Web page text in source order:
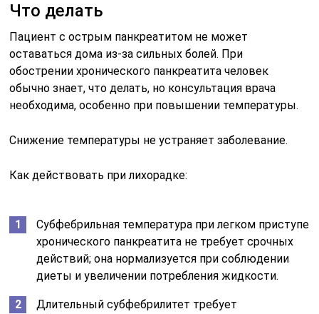
Что делать
Пациент с острым панкреатитом не может
оставаться дома из-за сильных болей. При
обострении хронического панкреатита человек
обычно знает, что делать, но консультация врача
необходима, особенно при повышении температуры.
Снижение температуры не устраняет заболевание.
Как действовать при лихорадке:
Субфебрильная температура при легком приступе
хронического панкреатита не требует срочных
действий; она нормализуется при соблюдении
диеты и увеличении потребления жидкости.
Длительный субфебрилитет требует